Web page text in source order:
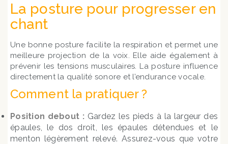
La posture pour progresser en
chant
Une bonne posture facilite la respiration et permet une
meilleure projection de la voix. Elle aide également à
prévenir les tensions musculaires. La posture influence
directement la qualité sonore et l’endurance vocale.
Comment la pratiquer ?
Position debout : Gardez les pieds à la largeur des
épaules, le dos droit, les épaules détendues et le
menton légèrement relevé. Assurez-vous que votre